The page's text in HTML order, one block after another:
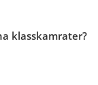
klasskamrater?